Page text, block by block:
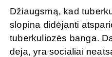
Džiaugsmą, kad
slopina didėjanti
tuberkuliozės banga.
deja, yra socialiai